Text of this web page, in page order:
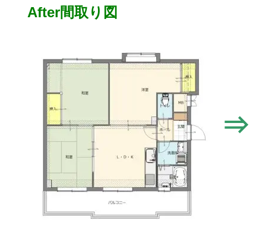
After間取り図
⇒